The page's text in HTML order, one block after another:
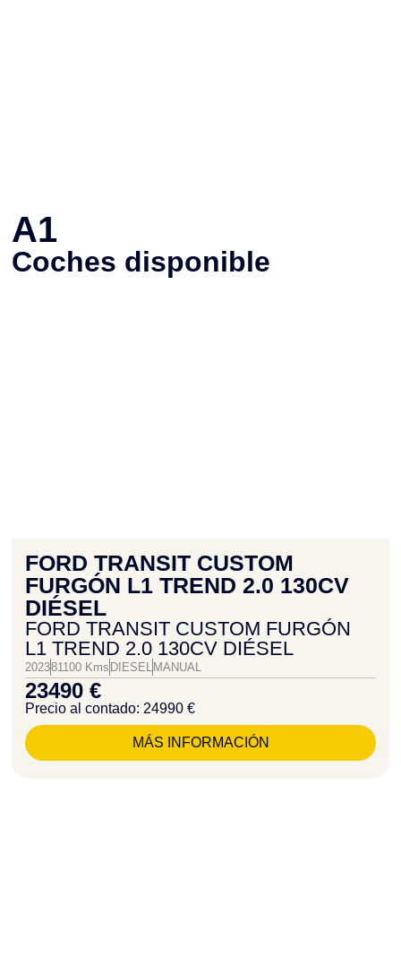
A1
Coches disponible
FORD TRANSIT CUSTOM
FURGÓN L1 TREND 2.0 130CV
DIÉSEL
FORD TRANSIT CUSTOM FURGÓN
L1 TREND 2.0 130CV DIÉSEL
202381100 Kms DIESEL MANUAL
23490 €
Precio al contado: 24990 €
MÁS INFORMACIÓN